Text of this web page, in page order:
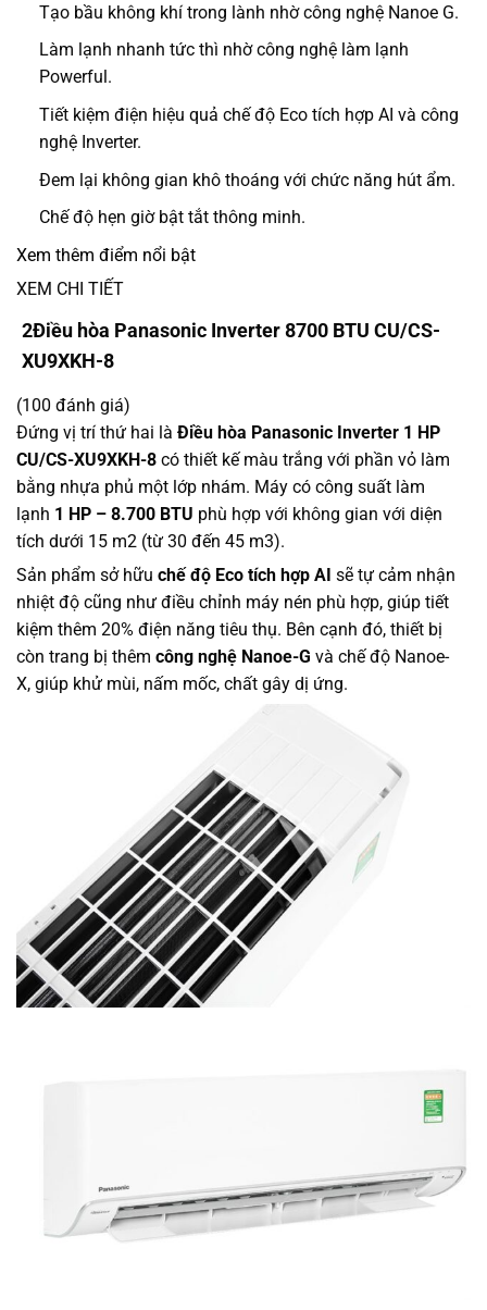
Tạo bầu không khí trong lành nhờ công nghệ Nanoe G.
Làm lạnh nhanh tức thì nhờ công nghệ làm lạnh
Powerful.
Tiết kiệm điện hiệu quả chế độ Eco tích hợp AI và công
nghệ Inverter.
Đem lại không gian khô thoáng với chức năng hút ẩm.
Chế độ hẹn giờ bật tắt thông minh.
Xem thêm điểm nổi bật
XEM CHI TIẾT
2Điều hòa Panasonic Inverter 8700 BTU CU/CS-
XU9XKH-8
(100 đánh giá)
Đứng vị trí thứ hai là Điều hòa Panasonic Inverter 1 HP
CU/CS-XU9XKH-8 có thiết kế màu trắng với phần vỏ làm
bằng nhựa phủ một lớp nhám. Máy có công suất làm
lạnh 1 HP – 8.700 BTU phù hợp với không gian với diện
tích dưới 15 m2 (từ 30 đến 45 m3).
Sản phẩm sở hữu chế độ Eco tích hợp AI sẽ tự cảm nhận
nhiệt độ cũng như điều chỉnh máy nén phù hợp, giúp tiết
kiệm thêm 20% điện năng tiêu thụ. Bên cạnh đó, thiết bị
còn trang bị thêm công nghệ Nanoe-G và chế độ Nanoe-
X, giúp khử mùi, nấm mốc, chất gây dị ứng.